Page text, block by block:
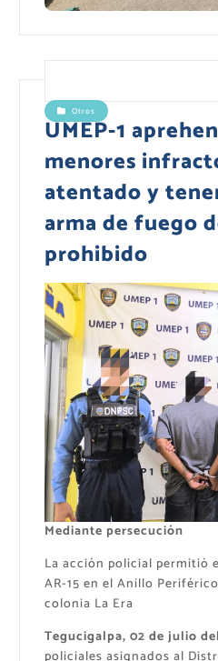
Otros
UMEP-1
menores
atentado y
arma de fuego
prohibido
Mediante persecución
La acción policial permitió
AR-15 en el Anillo
colonia La Era
Tegucigalpa, 02 de julio
policiales asignados al